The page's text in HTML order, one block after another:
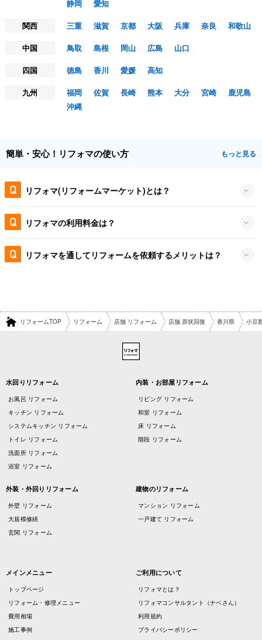
静岡
愛知
関西
三重 滋賀 京都 大阪 兵庫 奈良
和歌山
中国
鳥取 島根 岡山 広島
山口
四国
徳島 香川 愛媛
高知
九州
福岡 佐賀 長崎 熊本 大分 宮崎
鹿児島
沖縄
簡単・安心！リフォマの使い方 もっと見る
リフォマ(リフォームマーケット)とは？
リフォマの利用料金は？
リフォマを通してリフォームを依頼するメリットは？
リフォームTOP リフォーム 店舗 リフォーム 店舗 原状回復 香川県 小豆
水回りリフォーム
お風呂 リフォーム
キッチン リフォーム
システムキッチン リフォーム
トイレ リフォーム
洗面所 リフォーム
浴室 リフォーム
内装・お部屋リフォーム
リビング リフォーム
和室 リフォーム
床 リフォーム
階段 リフォーム
外装・外回りリフォーム
外壁 リフォーム
大規模修繕
玄関 リフォーム
建物のリフォーム
マンション リフォーム
一戸建て リフォーム
メインメニュー
トップページ
リフォーム・修理メニュー
費用相場
施工事例
ご利用について
リフォマとは？
リフォマコンサルタント（ナベさん）
利用規約
プライバシーポリシー